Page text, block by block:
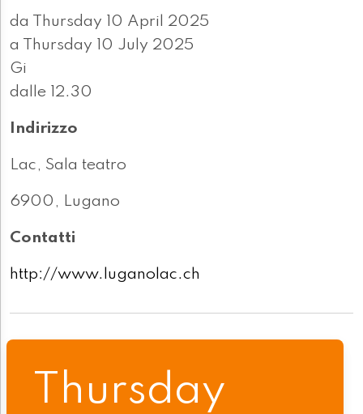
da Thursday 10 April 2025
a Thursday 10 July 2025
Gi
dalle 12.30
Indirizzo
Lac, Sala teatro
6900, Lugano
Contatti
http://www.luganolac.ch
Thursday